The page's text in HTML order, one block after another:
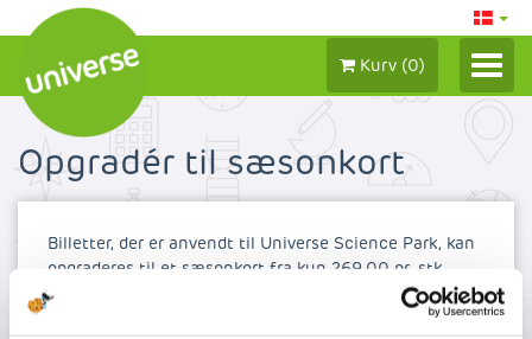
Kurv (0)
LOG IND/ MIN KONTO
BILLETTER 2026
SÆSONKORT
Opgradér til sæsonkort
Billetter, der er anvendt til Universe Science Park, kan
opgraderes til et sæsonkort fra kun 269,00 pr. stk.
OBS: Opgraderingen kan kun ske på selve dagen, hvor